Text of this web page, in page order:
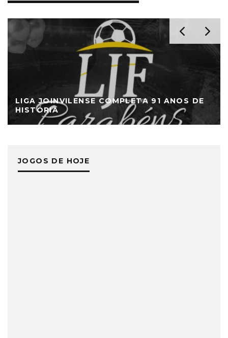
LIGA JOINVILENSE COMPLETA 91 ANOS DE
HISTÓRIA
JOGOS DE HOJE